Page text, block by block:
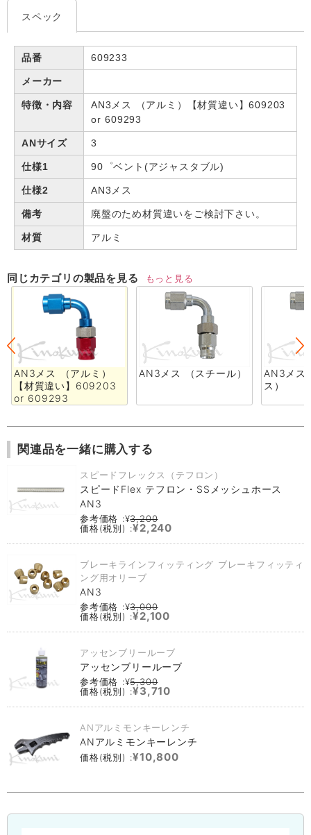
スペック
品番 609233
メーカー
特徴・内容
AN3メス （アルミ）【材質違い】609203
or 609293
ANサイズ 3
仕様1 90゜ベント(アジャスタブル)
仕様2 AN3メス
備考 廃盤のため材質違いをご検討下さい。
材質 アルミ
同じカテゴリの製品を見る もっと見る
AN3メス （アルミ）
【材質違い】609203
or 609293
AN3メス （スチール）
AN3メス
ス）
関連品を一緒に購入する
スピードフレックス（テフロン）
スピードFlex テフロン・SSメッシュホース
AN3
参考価格 :¥3,200
価格(税別) :¥2,240
ブレーキラインフィッティング ブレーキフィッティ
ング用オリーブ
AN3
参考価格 :¥3,000
価格(税別) :¥2,100
アッセンブリールーブ
アッセンブリールーブ
参考価格 :¥5,300
価格(税別) :¥3,710
ANアルミモンキーレンチ
ANアルミモンキーレンチ
価格(税別) :¥10,800